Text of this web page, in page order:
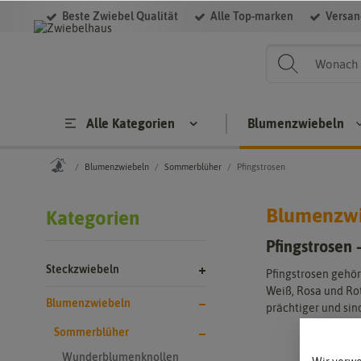
Beste Zwiebel Qualität Alle Top-marken
Alle Kategorien
Steckzwiebe
er
her
Blumenzwiebeln
Blumenzwiebeln Sommerblüher Pfingstrosen
Kategorien
Steckzwiebeln
Blumenzwiebeln
Sommerblüher
Wunderblumenknollen
Pfingstrosen
Weiß, Rosa und
prächtiger und
Filter